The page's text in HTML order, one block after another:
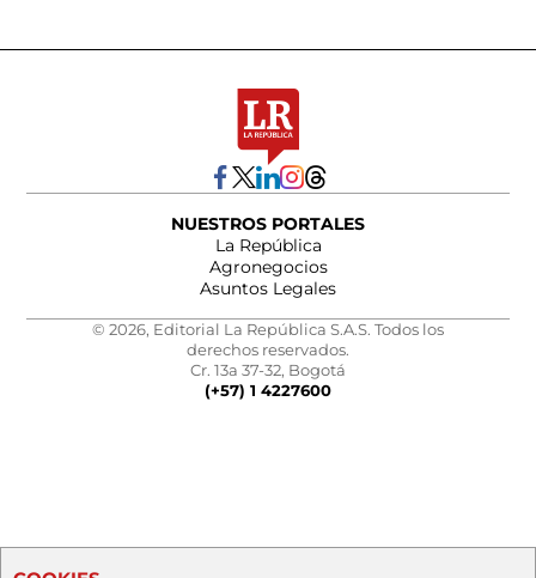
NUESTROS PORTALES
La República
Agronegocios
Asuntos Legales
© 2026, Editorial La República S.A.S. Todos los
derechos reservados.
Cr. 13a 37-32, Bogotá
(+57) 1 4227600